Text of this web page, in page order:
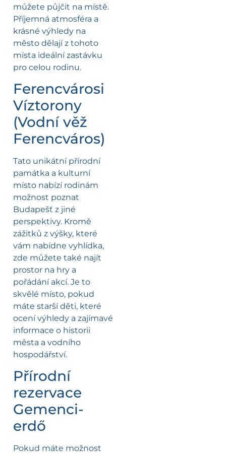
můžete půjčit na místě.
Příjemná atmosféra a
krásné výhledy na
město dělají z tohoto
místa ideální zastávku
pro celou rodinu.
Ferencvárosi
Víztorony
(Vodní věž
Ferencváros)
Tato unikátní přírodní
památka a kulturní
místo nabízí rodinám
možnost poznat
Budapešť z jiné
perspektivy. Kromě
zážitků z výšky, které
vám nabídne vyhlídka,
zde můžete také najít
prostor na hry a
pořádání akcí. Je to
skvělé místo, pokud
máte starší děti, které
ocení výhledy a zajímavé
informace o historii
města a vodního
hospodářství.
Přírodní
rezervace
Gemenci-
erdő
Pokud máte možnost